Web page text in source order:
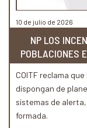
10 de julio de 2026
NP LOS
POBLACIONES
COITF reclama
dispongan de
sistemas de
formada.